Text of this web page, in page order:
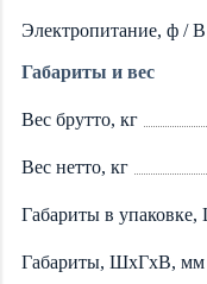
Электропитание, ф /
Габариты и вес
Вес брутто, кг
Вес нетто, кг
Габариты в
Габариты, ШхГхВ, мм